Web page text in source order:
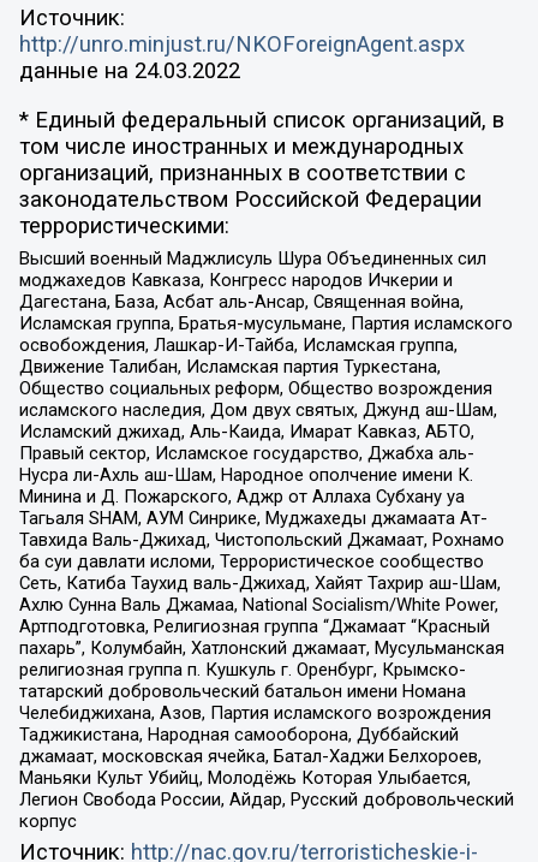
Источник:
http://unro.minjust.ru/NKOForeignAgent.aspx
данные на 24.03.2022
* Единый федеральный список организаций, в
том числе иностранных и международных
организаций, признанных в соответствии с
законодательством Российской Федерации
террористическими:
Высший военный Маджлисуль Шура Объединенных сил
моджахедов Кавказа, Конгресс народов Ичкерии и
Дагестана, База, Асбат аль-Ансар, Священная война,
Исламская группа, Братья-мусульмане, Партия исламского
освобождения, Лашкар-И-Тайба, Исламская группа,
Движение Талибан, Исламская партия Туркестана,
Общество социальных реформ, Общество возрождения
исламского наследия, Дом двух святых, Джунд аш-Шам,
Исламский джихад, Аль-Каида, Имарат Кавказ, АБТО,
Правый сектор, Исламское государство, Джабха аль-
Нусра ли-Ахль аш-Шам, Народное ополчение имени К.
Минина и Д. Пожарского, Аджр от Аллаха Субхану уа
Тагьаля SHAM, АУМ Синрике, Муджахеды джамаата Ат-
Тавхида Валь-Джихад, Чистопольский Джамаат, Рохнамо
ба суи давлати исломи, Террористическое сообщество
Сеть, Катиба Таухид валь-Джихад, Хайят Тахрир аш-Шам,
Ахлю Сунна Валь Джамаа, National Socialism/White Power,
Артподготовка, Религиозная группа “Джамаат “Красный
пахарь”, Колумбайн, Хатлонский джамаат, Мусульманская
религиозная группа п. Кушкуль г. Оренбург, Крымско-
татарский добровольческий батальон имени Номана
Челебиджихана, Азов, Партия исламского возрождения
Таджикистана, Народная самооборона, Дуббайский
джамаат, московская ячейка, Батал-Хаджи Белхороев,
Маньяки Культ Убийц, Молодёжь Которая Улыбается,
Легион Свобода России, Айдар, Русский добровольческий
корпус
Источник: http://nac.gov.ru/terroristicheskie-i-